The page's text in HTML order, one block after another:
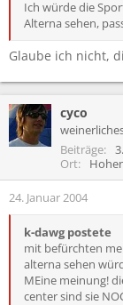
Ich würde die
Alterna sehen,
Glaube ich nicht,
cyco
Beiträge
Ort
24. Januar 2004
k-dawg postete
mit befürchten
alterna sehen
MEine meinung!
center sind sie